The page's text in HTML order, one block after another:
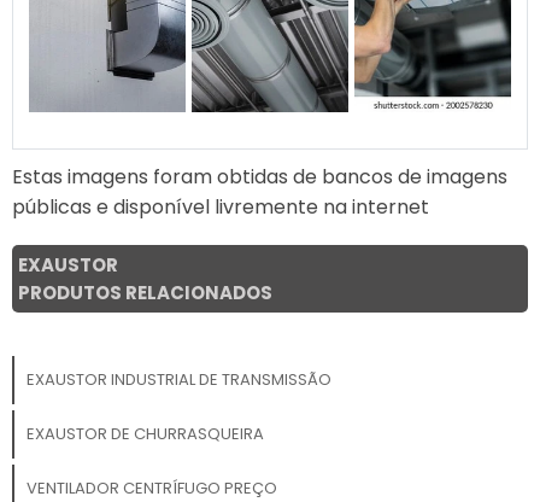
Estas imagens foram obtidas de bancos de imagens
públicas e disponível livremente na internet
EXAUSTOR
PRODUTOS RELACIONADOS
EXAUSTOR INDUSTRIAL DE TRANSMISSÃO
EXAUSTOR DE CHURRASQUEIRA
VENTILADOR CENTRÍFUGO PREÇO